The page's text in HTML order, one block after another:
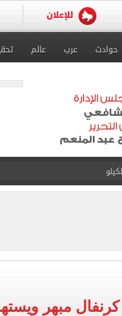
حوادث عرب عالم
اليونسكو
للسفر إلى إسبانيا لخوض
الإسكان وحدات سكنية بنظام
كرنفال مبهر